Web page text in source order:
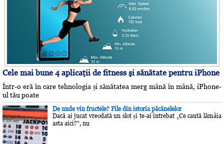
Cele mai bune 4 aplicaţii de fitness şi sănătate pentru iPhone
Într-o eră în care tehnologia și sănătatea merg mână în mână, iPhone-
ul tău poate
De unde vin fructele? File din istoria păcănelelor
Dacă ai jucat vreodată un slot și te-ai întrebat „Ce caută lămâia
asta aici?”, nu